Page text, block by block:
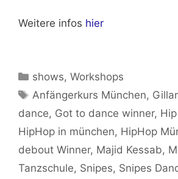
Weitere infos hier
Kategorien
shows,Workshops
Schlagwörter
Anfängerkurs München,
dance, Got to dance winner,
HipHop in münchen, HipHop
debout Winner, Majid Kessab,
Tanzschule, Snipes, Snipes